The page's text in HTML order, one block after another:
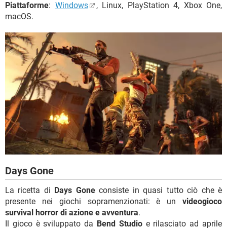
Piattaforme: Windows
, Linux, PlayStation 4, Xbox One,
macOS.
Days Gone
La ricetta di Days Goneconsiste in quasi tutto ciò che è
presente nei giochi sopramenzionati: è un videogioco
survival horror di azione e avventura.
Il gioco è sviluppato da Bend Studioe rilasciato ad aprile